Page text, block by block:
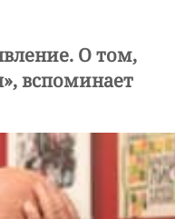
О том,
вспоминает